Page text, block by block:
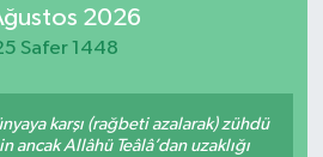
2026
Safer 1448
karşı (rağbeti azalarak) zühdü
ancak Allâhü Teâlâ’dan uzaklığı